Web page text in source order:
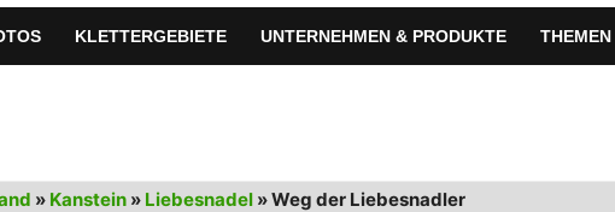
KLETTERGEBIETE UNTERNEHMEN & PRODUKTE THEMEN
» Kanstein » Liebesnadel » Weg der Liebesnadler